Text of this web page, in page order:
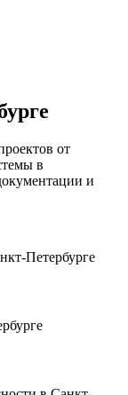
от
в
и
Петербурге